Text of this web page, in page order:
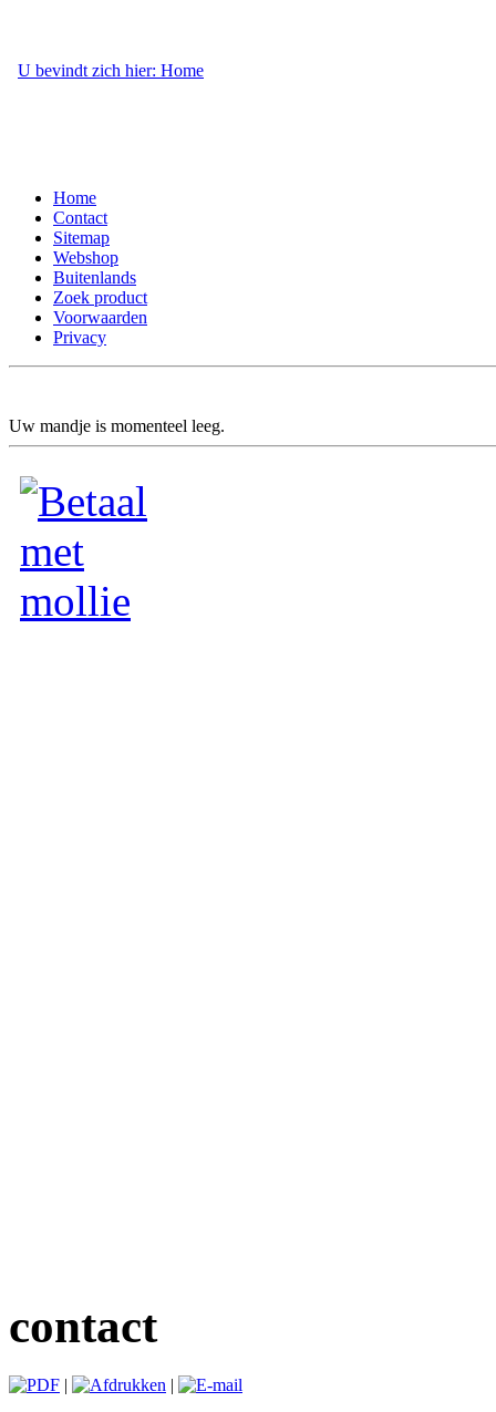
U bevindt zich hier: Home
Home
Contact
Sitemap
Webshop
Buitenlands
Zoek product
Voorwaarden
Privacy
Uw mandje is momenteel leeg.
contact
| |